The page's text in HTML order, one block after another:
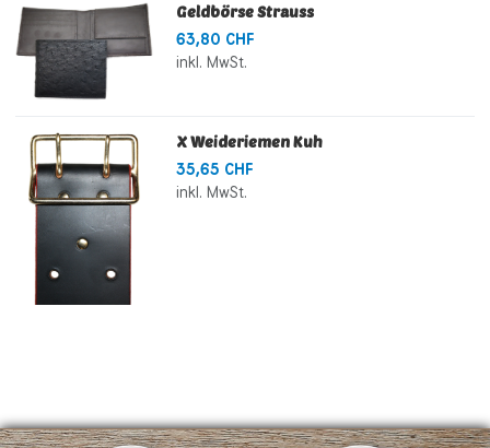
Geldbörse Strauss
63,80 CHF
inkl. MwSt.
X Weideriemen Kuh
35,65 CHF
inkl. MwSt.